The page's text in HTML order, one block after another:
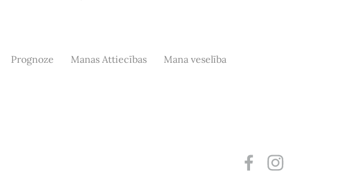
Prognoze Manas Attiecības
Mana veselība